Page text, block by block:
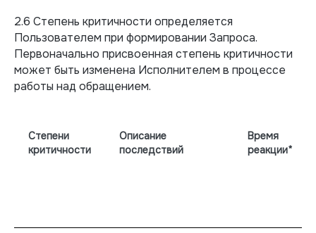
2.6 Степень критичности определяется
Пользователем при формировании Запроса.
Первоначально присвоенная степень критичности
может быть изменена Исполнителем в процессе
работы над обращением.
Степени
критичности
Описание
последствий
Время
реакции*